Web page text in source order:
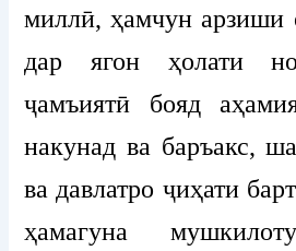
миллӣ, ҳамчун арзиши
дар ягон ҳолати
ҷамъиятӣ бояд
накунад ва баръакс,
ва давлатро ҷиҳати
ҳамагуна